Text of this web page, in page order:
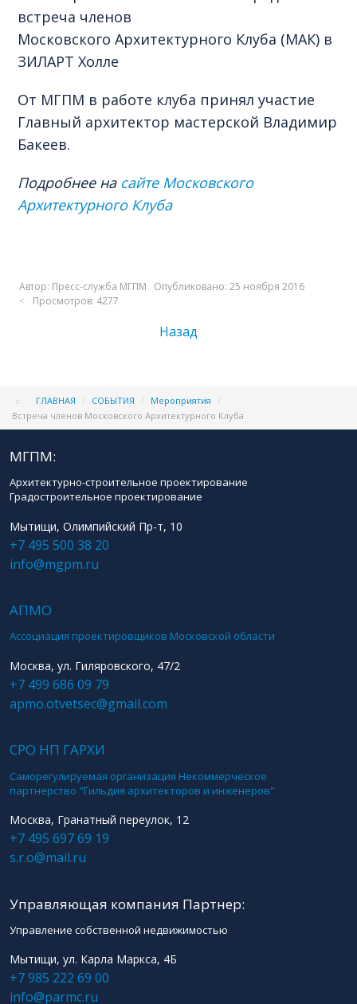
встреча членов
Московского Архитектурного Клуба (МАК) в
ЗИЛАРТ Холле
От МГПМ в работе клуба принял участие
Главный архитектор мастерской Владимир
Бакеев.
Подробнее на сайте Московского
Архитектурного Клуба
Автор: Пресс-служба МГПМ
Опубликовано: 25 ноября 2016
Просмотров: 4277
Назад
ГЛАВНАЯ / СОБЫТИЯ / Мероприятия
/
Встреча членов Московского Архитектурного Клуба
МГПМ:
Архитектурно-строительное проектирование
Градостроительное проектирование
Мытищи, Олимпийский Пр-т, 10
+7 495 500 38 20
info@mgpm.ru
АПМО
Ассоциация проектировщиков Московской области
Москва, ул. Гиляровского, 47/2
+7 499 686 09 79
apmo.otvetsec@gmail.com
СРО НП ГАРХИ
Саморегулируемая организация Некоммерческое
партнерство "Гильдия архитекторов и инженеров"
Москва, Гранатный переулок, 12
+7 495 697 69 19
s.r.o@mail.ru
Управляющая компания Партнер:
Управление собственной недвижимостью
Мытищи, ул. Карла Маркса, 4Б
+7 985 222 69 00
info@parmc.ru